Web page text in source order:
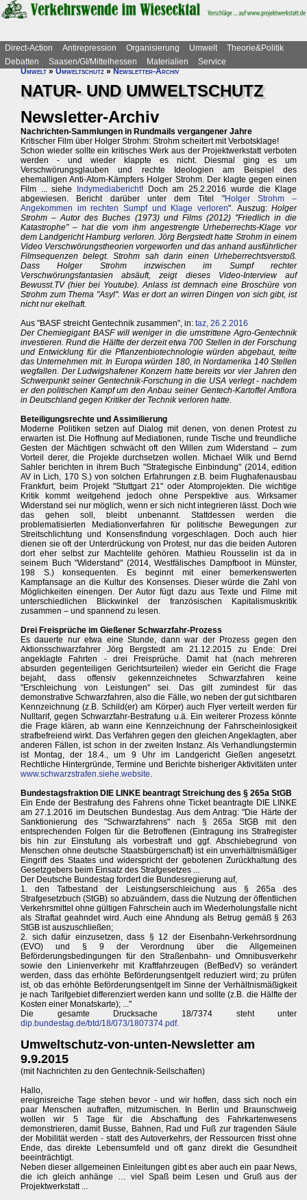
Direct-Action Antirepression Organisierung Umwelt
Theorie&Politik
Debatten
Saasen/GI/Mittelhessen Materialien
Service
Umwelt»Umweltschutz»Newsletter-Archiv
NATUR- UND UMWELTSCHUTZ
Newsletter-Archiv
Nachrichten-Sammlungen in Rundmails vergangener Jahre
Kritischer Film über Holger Strohm: Strohm scheitert mit Verbotsklage!
Schon wieder sollte ein kritisches Werk aus der Projektwerkstatt verboten
werden - und wieder klappte es nicht. Diesmal ging es um
Verschwörungsglauben und rechte Ideologien am Beispiel des
ehemalligen Anti-Atom-Kämpfers Holger Strohm. Der klagte gegen einen
Film ... siehe
Indymediabericht! Doch am 25.2.2016 wurde die Klage
abgewiesen. Bericht darüber unter dem Titel "Holger Strohm –
Angekommen im rechten Sumpf und Klage verloren". Auszug:Holger
Strohm – Autor des Buches (1973) und Films (2012) "Friedlich in die
Katastrophe" – hat die vom ihm angestrengte Urheberrechts-Klage vor
dem Landgericht Hamburg verloren. Jörg Bergstedt hatte Strohm in einem
Video Verschwörungstheorien vorgeworfen und das anhand ausführlicher
Filmsequenzen belegt. Strohm sah darin einen Urheberrechtsverstoß.
Dass Holger Strohm inzwischen im Sumpf rechter
Verschwörungsfantasien absäuft, zeigt dieses Video-Interview auf
Bewusst.TV (hier bei Youtube). Anlass ist demnach eine Broschüre von
Strohm zum Thema "Asyl". Was er dort an wirren Dingen von sich gibt, ist
nicht nur ekelhaft.
Aus "BASF streicht Gentechnik zusammen", in: taz, 26.2.2016
Der Chemiegigant BASF will weniger in die umstrittene Agro-Gentechnik
investieren. Rund die Hälfte der derzeit etwa 700 Stellen in der Forschung
und Entwicklung für die Pflanzenbiotechnologie würden abgebaut, teilte
das Unternehmen mit. In Europa würden 180, in Nordamerika 140 Stellen
wegfallen. Der Ludwigshafener Konzern hatte bereits vor vier Jahren den
Schwerpunkt seiner Gentechnik-Forschung in die USA verlegt - nachdem
er den politischen Kampf um den Anbau seiner Gentech-Kartoffel Amflora
in Deutschland gegen Kritiker der Technik verloren hatte.
Beteiligungsrechte und Assimilierung
Moderne Politiken setzen auf Dialog mit denen, von denen Protest zu
erwarten ist. Die Hoffnung auf Mediationen, runde Tische und freundliche
Gesten der Mächtigen schwächt oft den Willen zum Widerstand – zum
Vorteil derer, die Projekte durchsetzen wollen. Michael Wilk und Bernd
Sahler berichten in ihrem Buch "Strategische Einbindung" (2014, edition
AV in Lich, 170 S.) von solchen Erfahrungen z.B. beim Flughafenausbau
Frankfurt, beim Projekt "Stuttgart 21" oder Atomprojekten. Die wichtige
Kritik kommt weitgehend jedoch ohne Perspektive aus. Wirksamer
Widerstand sei nur möglich, wenn er sich nicht integrieren lässt. Doch wie
das gehen soll, bleibt unbenannt. Stattdessen werden die
problematisierten Mediationverfahren für politische Bewegungen zur
Streitschlichtung und Konsensfindung vorgeschlagen. Doch auch hier
dienen sie oft der Unterdrückung von Protest, nur das die beiden Autoren
dort eher selbst zur Machtelite gehören. Mathieu Rousselin ist da in
seinem Buch "Widerstand" (2014, Westfälisches Dampfboot in Münster,
198 S.) konsequenten. Es beginnt mit einer bemerkenswerten
Kampfansage an die Kultur des Konsenses. Dieser würde die Zahl von
Möglichkeiten einengen. Der Autor fügt dazu aus Texte und Filme mit
unterschiedlichen Blickwinkel der französischen Kapitalismuskritik
zusammen – und spannend zu lesen.
Drei Freisprüche im Gießener Schwarzfahr-Prozess
Es dauerte nur etwa eine Stunde, dann war der Prozess gegen den
Aktionsschwarzfahrer Jörg Bergstedt am 21.12.2015 zu Ende: Drei
angeklagte Fahrten - drei Freisprüche. Damit hat (nach mehreren
absurden gegenteiligen Gerichtsurteilen) wieder ein Gericht die Frage
bejaht, dass offensiv gekennzeichnetes Schwarzfahren keine
"Erschleichung von Leistungen" sei. Das gilt zumindest für das
demonstrative Schwarzfahren, also die Fälle, wo neben der gut sichtbaren
Kennzeichnung (z.B. Schild(er) am Körper) auch Flyer verteilt werden für
Nulltarif, gegen Schwarzfahr-Bestrafung u.ä. Ein weiterer Prozess könnte
die Frage klären, ab wann eine Kennzeichnung der Fahrscheinlosigkeit
strafbefreiend wirkt. Das Verfahren gegen den gleichen Angeklagten, aber
anderen Fällen, ist schon in der zweiten Instanz. Als Verhandlungstermin
ist Montag, der 18.4., um 9 Uhr im Landgericht Gießen angesetzt.
Rechtliche Hintergründe, Termine und Berichte bisheriger Aktivitäten unter
www.schwarzstrafen.siehe.website.
Bundestagsfraktion DIE LINKE beantragt Streichung des § 265a StGB
Ein Ende der Bestrafung des Fahrens ohne Ticket beantragte DIE LINKE
am 27.1.2016 im Deutschen Bundestag. Aus dem Antrag: "Die Härte der
Sanktionierung des "Schwarzfahrens" nach § 265a StGB mit den
entsprechenden Folgen für die Betroffenen (Eintragung ins Strafregister
bis hin zur Einstufung als vorbestraft und ggf. Abschiebegrund von
Menschen ohne deutsche Staatsbürgerschaft) ist ein unverhältnismäßiger
Eingriff des Staates und widerspricht der gebotenen Zurückhaltung des
Gesetzgebers beim Einsatz des Strafgesetzes ...
Der Deutsche Bundestag fordert die Bundesregierung auf,
1. den Tatbestand der Leistungserschleichung aus § 265a des
Strafgesetzbuch (StGB) so abzuändern, dass die Nutzung der öffentlichen
Verkehrsmittel ohne gültigen Fahrschein auch im Wiederholungsfalle nicht
als Straftat geahndet wird. Auch eine Ahndung als Betrug gemäß § 263
StGB ist auszuschließen;
2. sich dafür einzusetzen, dass § 12 der Eisenbahn-Verkehrsordnung
(EVO) und § 9 der Verordnung über die Allgemeinen
Beförderungsbedingungen für den Straßenbahn- und Omnibusverkehr
sowie den Linienverkehr mit Kraftfahrzeugen (BefBedV) so verändert
werden, dass das erhöhte Beförderungsentgelt reduziert wird; zu prüfen
ist, ob das erhöhte Beförderungsentgelt im Sinne der Verhältnismäßigkeit
je nach Tarifgebiet differenziert werden kann und sollte (z.B. die Hälfte der
Kosten einer Monatskarte); ..."
Die gesamte Drucksache 18/7374 steht unter
dip.bundestag.de/btd/18/073/1807374.pdf.
Umweltschutz-von-unten-Newsletter am
9.9.2015
(mit Nachrichten zu den Gentechnik-Seilschaften)
Hallo,
ereignisreiche Tage stehen bevor - und wir hoffen, dass sich noch ein
paar Menschen aufraffen, mitzumischen. In Berlin und Braunschweig
wollen wir 5 Tage für die Abschaffung des Fahrkartenwesens
demonstrieren, damit Busse, Bahnen, Rad und Fuß zur tragenden Säule
der Mobilität werden - statt des Autoverkehrs, der Ressourcen frisst ohne
Ende, das direkte Lebensumfeld und oft ganz direkt die Gesundheit
beeinträchtigt.
Neben dieser allgemeinen Einleitungen gibt es aber auch ein paar News,
die ich gleich anhänge … viel Spaß beim Lesen und Gruß aus der
Projektwerkstatt ...